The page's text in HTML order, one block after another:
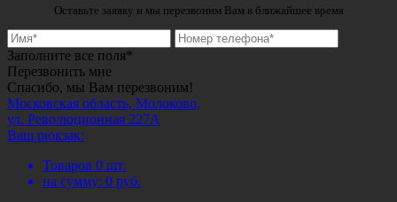
Оставьте заявку и мы перезвоним Вам в ближайшее время
Заполните все поля*
Перезвонить мне
Спасибо, мы Вам перезвоним!
Московская область, Молоково,
ул. Революционная 227А
Ваш рюкзак:
Товаров 0 шт.
на сумму: 0 руб.